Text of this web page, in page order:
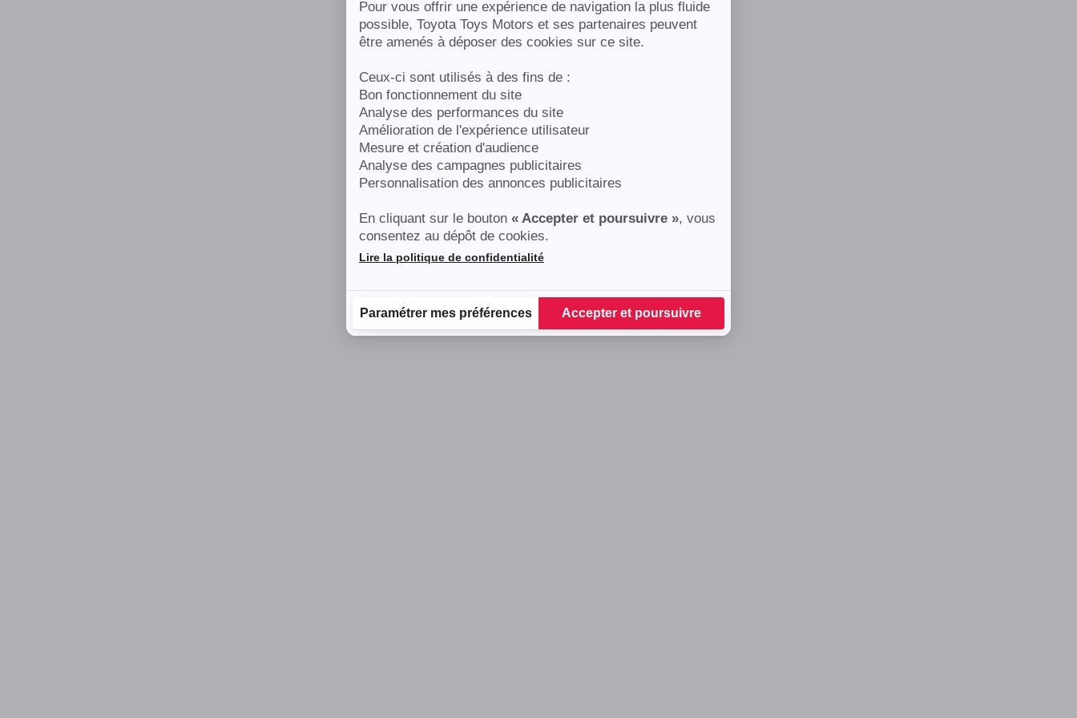
Pour vous offrir une expérience de navigation la plus fluide
possible, Toyota Toys Motors et ses partenaires peuvent
être amenés à déposer des cookies sur ce site.
Ceux-ci sont utilisés à des fins de :
Bon fonctionnement du site
Analyse des performances du site
Amélioration de l'expérience utilisateur
Mesure et création d'audience
Analyse des campagnes publicitaires
Personnalisation des annonces publicitaires
En cliquant sur le bouton « Accepter et poursuivre », vous
consentez au dépôt de cookies.
Plateforme de Gestion du Consentement : Personnalisez vos Options
Lire la politique de confidentialité
Paramétrer mes préférences Accepter et poursuivre